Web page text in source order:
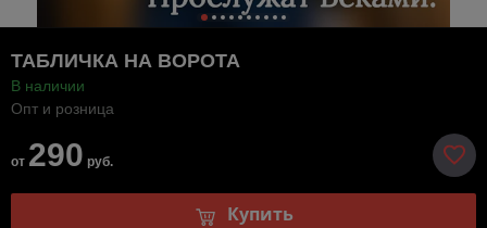
ТАБЛИЧКА НА ВОРОТА
В наличии
Опт и розница
от 290 руб.
Купить